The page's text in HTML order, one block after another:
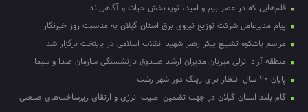
قلم‌هایی که در عصر بیم و امید، نویدبخش حیات و آگاهی‌اند
پیام مدیرعامل شرکت توزیع نیروی برق استان گیلان به مناسبت روز خبرنگار ‌
مراسم باشکوه تشییع پیکر رهبر شهید انقلاب اسلامی در پایتخت برگزار شد
منطقه آزاد انزلی میزبان مدیران ارشد صندوق بازنشستگی سازمان صدا و سیما
پایان ۲۰ سال انتظار برای رینگ دور شهر رشت
گام بلند استان گیلان در جهت تضمین امنیت انرژی و ارتقای زیرساخت‌های صنعتی